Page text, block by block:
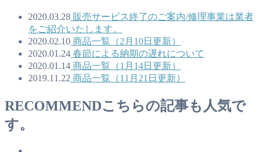
2020.03.28 販売サービス終了のご案内/修理事業は業者
をご紹介いたします。
2020.02.10 商品一覧（2月10日更新）
2020.01.24 春節による納期の遅れについて
2020.01.14 商品一覧（1月14日更新）
2019.11.22 商品一覧（11月21日更新）
RECOMMENDこちらの記事も人気で
す。